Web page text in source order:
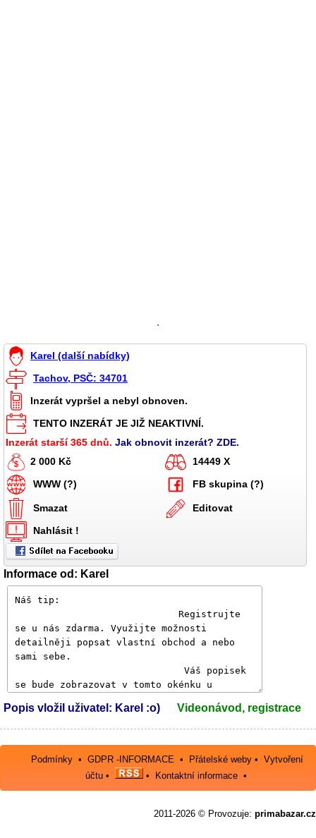
`
Karel (další nabídky)
Tachov, PSČ: 34701
Inzerát vypršel a nebyl obnoven.
TENTO INZERÁT JE JIŽ NEAKTIVNÍ.
Inzerát starší 365 dnů. Jak obnovit inzerát? ZDE.
2 000 Kč
14449 X
WWW (?)
FB skupina (?)
Smazat
Editovat
Nahlásit !
Informace od: Karel
Popis vložil uživatel: Karel :o) Videonávod, registrace
Podmínky •GDPR -INFORMACE • Přátelské weby •Vytvoření
účtu• • Kontaktní informace•
2011-2026 © Provozuje: primabazar.cz